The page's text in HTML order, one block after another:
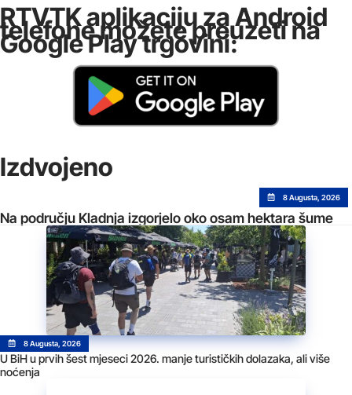
RTVTK aplikaciju za Android
telefone možete preuzeti na
Google Play trgovini:
Izdvojeno
8 Augusta, 2026
Na području Kladnja izgorjelo oko osam hektara šume
8 Augusta, 2026
U BiH u prvih šest mjeseci 2026. manje turističkih dolazaka, ali više
noćenja